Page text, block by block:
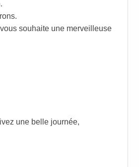
souhaite une merveilleuse
une belle journée,